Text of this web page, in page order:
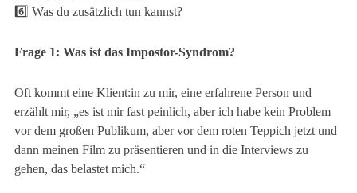
6️⃣ Was du zusätzlich tun kannst?
Frage 1: Was ist das Impostor-Syndrom?
Oft kommt eine Klient:in zu mir, eine erfahrene Person und
erzählt mir, „es ist mir fast peinlich, aber ich habe kein Problem
vor dem großen Publikum, aber vor dem roten Teppich jetzt und
dann meinen Film zu präsentieren und in die Interviews zu
gehen, das belastet mich.“